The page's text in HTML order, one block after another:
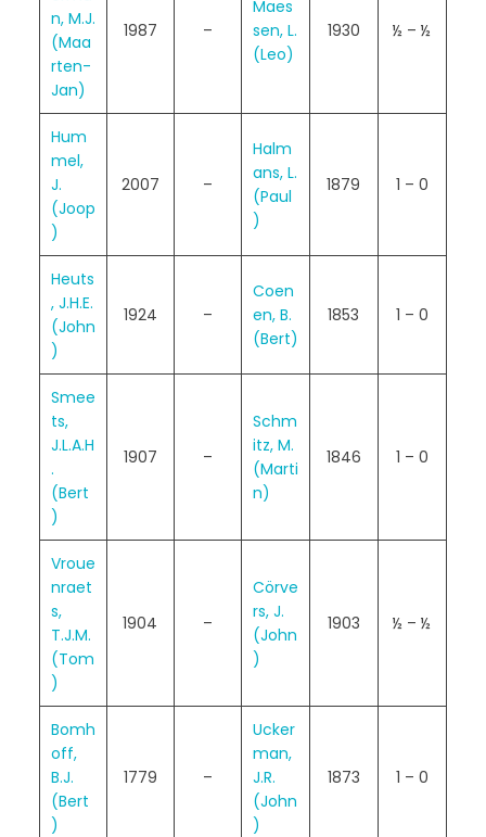
n, M.J.
(Maa
rten-
Jan)
1987 –
Maes
sen, L.
(Leo)
1930 ½ – ½
Hum
mel,
J.
(Joop
)
2007 –
Halm
ans, L.
(Paul
)
1879 1 – 0
Heuts
, J.H.E.
(John
)
1924 –
Coen
en, B.
(Bert)
1853 1 – 0
Smee
ts,
J.L.A.H
.
(Bert
)
1907 –
Schm
itz, M.
(Marti
n)
1846 1 – 0
Vroue
nraet
s,
T.J.M.
(Tom
)
1904 –
Cörve
rs, J.
(John
)
1903 ½ – ½
Bomh
off,
B.J.
(Bert
)
1779 –
Ucker
man,
J.R.
(John
)
1873 1 – 0